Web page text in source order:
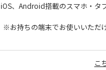
iOS、Android搭載のスマホ・タ
※お持ちの端末でお使いいただ
こ